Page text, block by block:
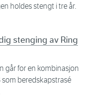
holdes stengt i tre år.
stenging av Ring
går for en kombinasjon
som beredskapstrasé